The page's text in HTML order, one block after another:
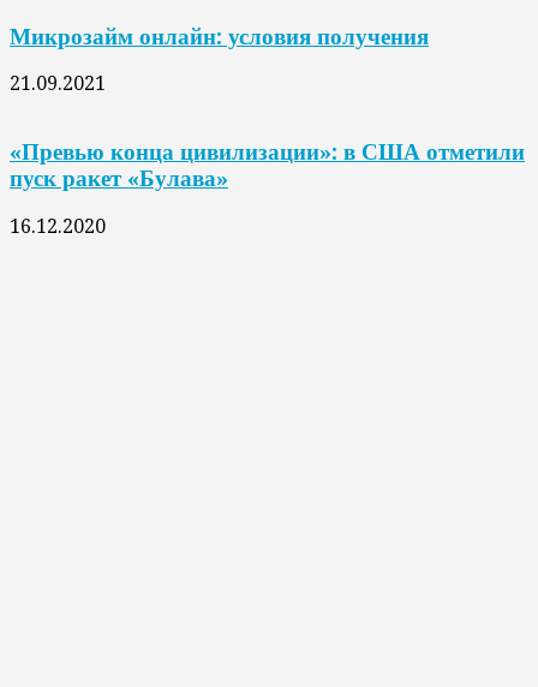
Микрозайм онлайн: условия получения
21.09.2021
«Превью конца цивилизации»: в США отметили
пуск ракет «Булава»
16.12.2020